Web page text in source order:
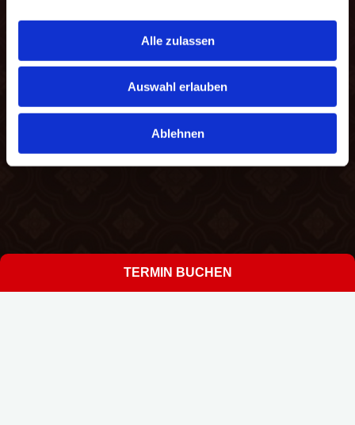
Alle zulassen
Auswahl erlauben
Ablehnen
TERMIN BUCHEN